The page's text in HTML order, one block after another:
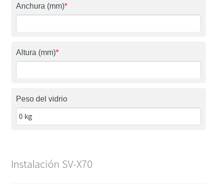
Anchura (mm)*
Altura (mm)*
Peso del vidrio
Instalación SV-X70